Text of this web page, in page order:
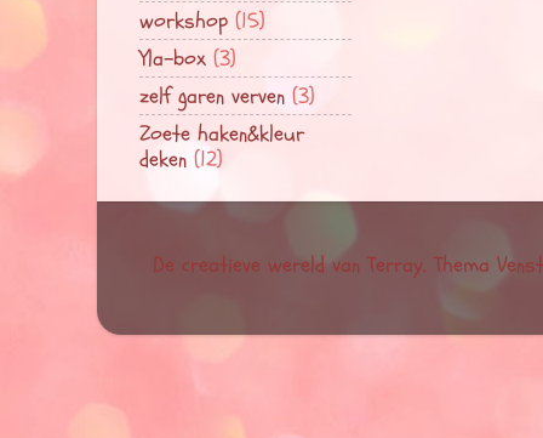
workshop (15)
Yla-box (3)
zelf garen verven (3)
Zoete haken&kleur
deken (12)
De creatieve wereld van Terray. Thema